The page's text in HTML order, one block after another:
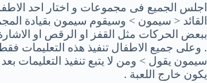
اجلس الجميع فى مجموعات و اختار احد
القائد < سيمون > وسيقوم سيمون بقيادة
ببعض الحركات مثل القفز او الرقص او
. وعلى جميع الاطفال تنفيذ هذه التعليمات
سيمون يقول > ومن لا يتبع تنفيذ التعليمات
يكون خارج اللعبة .